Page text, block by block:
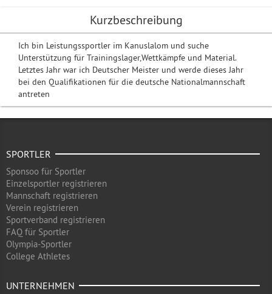
Kurzbeschreibung
Ich bin Leistungssportler im Kanuslalom und suche
Unterstützung für Trainingslager,Wettkämpfe und Material.
Letztes Jahr war ich Deutscher Meister und werde dieses Jahr
bei den Qualifikationen für die deutsche Nationalmannschaft
antreten
SPORTLER
Sponsoo für Sportler
Einzelsportler registrieren
Mannschaft registrieren
Verein registrieren
Sportverband registrieren
FAQ für Sportler
Olympia-Sportler
College Athletes
UNTERNEHMEN